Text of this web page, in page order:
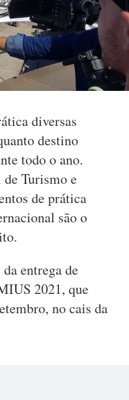
diversas
destino
todo o ano.
Turismo e
de prática
são o
entrega de
2021, que
no cais da